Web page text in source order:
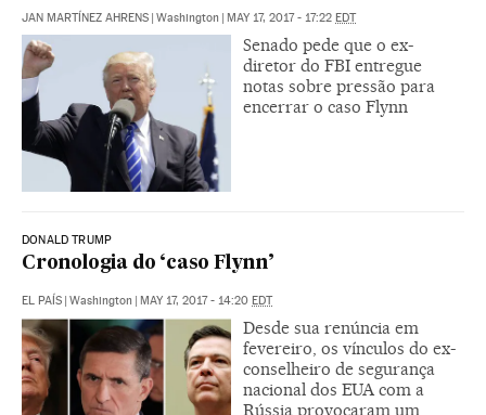
JAN MARTÍNEZ AHRENS | Washington | MAY 17, 2017 - 17:22 EDT
Senado pede que o ex-
diretor do FBI entregue
notas sobre pressão para
encerrar o caso Flynn
DONALD TRUMP
Cronologia do ‘caso Flynn’
EL PAÍS | Washington | MAY 17, 2017 - 14:20 EDT
Desde sua renúncia em
fevereiro, os vínculos do ex-
conselheiro de segurança
nacional dos EUA com a
Rússia provocaram um